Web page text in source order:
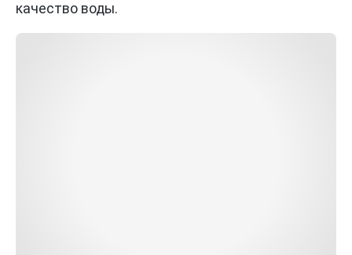
качество воды.